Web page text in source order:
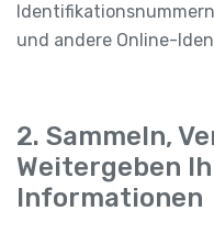
und andere Online-
2. Sammeln,
Weitergeben
Informationen